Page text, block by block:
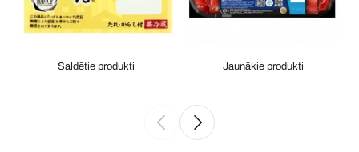
Saldētie produkti Jaunākie produkti